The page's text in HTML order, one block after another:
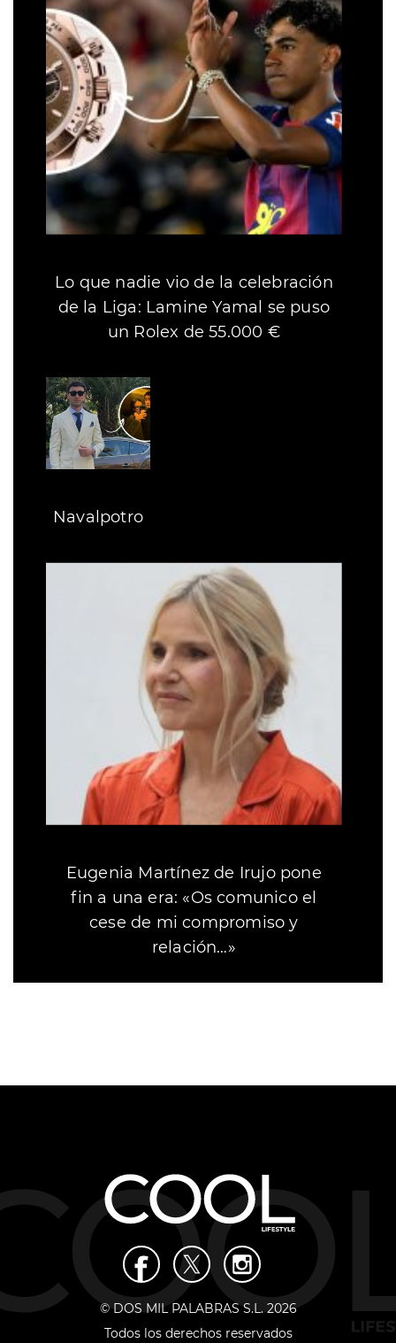
Lo que nadie vio de la celebración
de la Liga: Lamine Yamal se puso
un Rolex de 55.000 €
Navalpotro
Eugenia Martínez de Irujo pone
fin a una era: «Os comunico el
cese de mi compromiso y
relación…»
© DOS MIL PALABRAS S.L. 2026
Todos los derechos reservados